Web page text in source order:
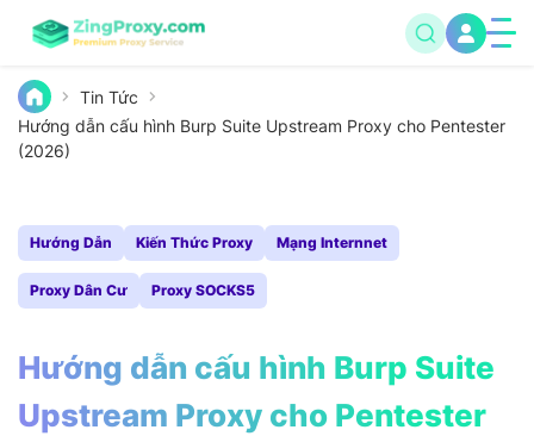
Tin Tức
Hướng dẫn cấu hình Burp Suite Upstream Proxy cho Pentester
(2026)
Hướng Dẫn Kiến Thức Proxy Mạng Internnet
Proxy Dân Cư Proxy SOCKS5
Hướng dẫn cấu hình Burp Suite
Upstream Proxy cho Pentester